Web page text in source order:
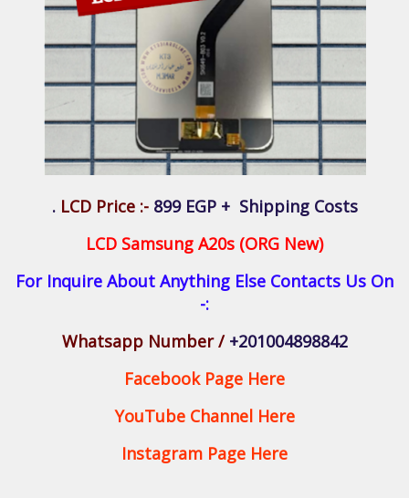
LCD Price :-899 EGP + Shipping Costs .
LCD Samsung A20s (ORG New)
For Inquire About Anything Else Contacts Us On
:-
Whatsapp Number / +201004898842
Facebook Page Here
YouTube Channel Here
Instagram Page Here